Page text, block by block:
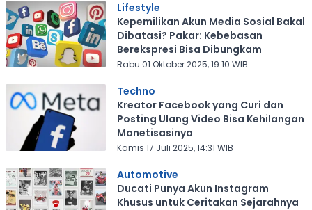
Lifestyle
Kepemilikan Akun Media Sosial Bakal
Dibatasi? Pakar: Kebebasan
Berekspresi Bisa Dibungkam
Rabu 01 Oktober 2025, 19:10 WIB
Techno
Kreator Facebook yang Curi dan
Posting Ulang Video Bisa Kehilangan
Monetisasinya
Kamis 17 Juli 2025, 14:31 WIB
Automotive
Ducati Punya Akun Instagram
Khusus untuk Ceritakan Sejarahnya